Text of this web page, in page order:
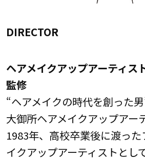
DIRECTOR
ヘアメイクアップアーティ
監修
“ヘアメイクの時代を創った
大御所ヘアメイクアップアー
1983年、高校卒業後に渡っ
イクアップアーティストとし